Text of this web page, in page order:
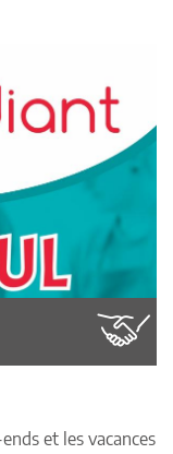
et les vacances